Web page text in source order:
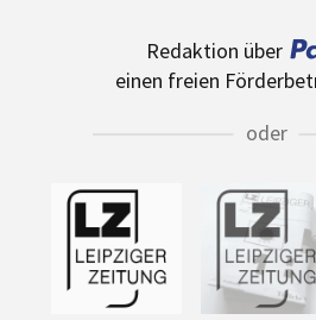
Redaktion über
einen freien
oder